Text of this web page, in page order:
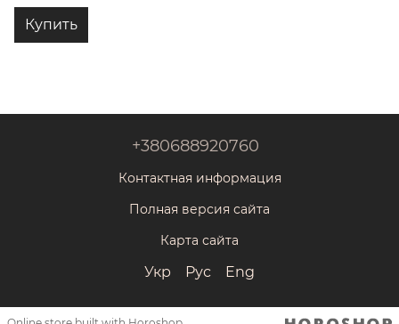
Купить
+380688920760
Контактная информация
Полная версия сайта
Карта сайта
Укр Рус Eng